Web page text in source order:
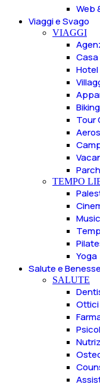
Web
Viaggi e Svago
VIAGGI
Casa
Hotel
Tour
TEMPO
Yoga
Salute e
SALUTE
Ottici